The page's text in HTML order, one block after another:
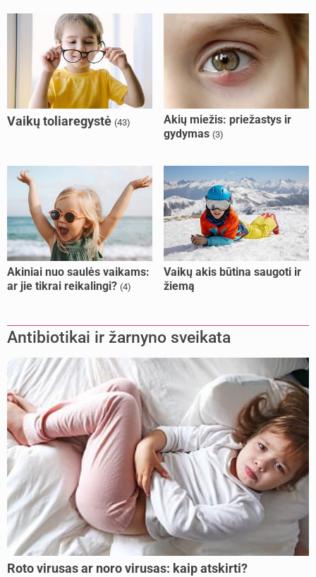
Vaikų toliaregystė (43)
Akių miežis: priežastys ir
gydymas (3)
Akiniai nuo saulės vaikams:
ar jie tikrai reikalingi? (4)
Vaikų akis būtina saugoti ir
žiemą
Antibiotikai ir žarnyno sveikata
Roto virusas ar noro virusas: kaip atskirti?